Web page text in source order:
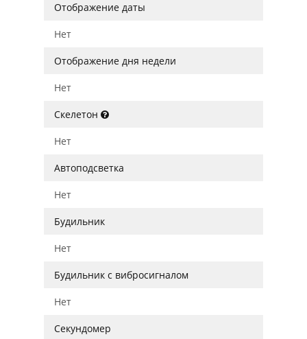
Отображение даты
Нет
Отображение дня недели
Нет
Скелетон
Нет
Автоподсветка
Нет
Будильник
Нет
Будильник с вибросигналом
Нет
Секундомер